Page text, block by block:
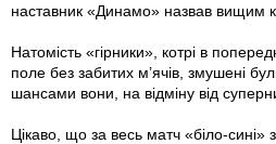
наставник «Динамо» назвав вищим
Натомість «гірники», котрі в
поле без забитих м’ячів, змушені
шансами вони, на відміну від
Цікаво, що за весь матч «біло-